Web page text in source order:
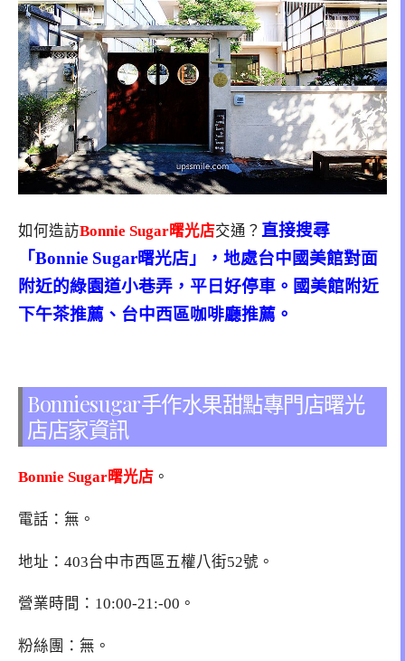
如何造訪Bonnie Sugar曙光店交通？ 直接搜尋
「Bonnie Sugar曙光店」，地處台中國美館對面
附近的綠園道小巷弄，平日好停車。國美館附近
下午茶推薦、台中西區咖啡廳推薦。
Bonniesugar手作水果甜點專門店曙光
店店家資訊
Bonnie Sugar曙光店 。
電話：無。
地址：403台中市西區五權八街52號。
營業時間：10:00-21:-00。
粉絲團：無。